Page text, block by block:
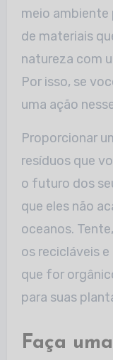
meio
de materiais
natureza com
Por isso, se
uma ação
Proporcionar
resíduos que
o futuro dos
que eles não
oceanos.
os recicláveis
que for
para suas
Faça